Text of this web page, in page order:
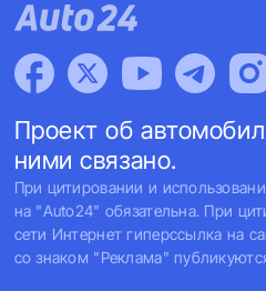
Проект об
ними связано.
При цитировании и
на "Auto24" обязательна. При
сети Интернет гиперссылка на
со знаком "Реклама"